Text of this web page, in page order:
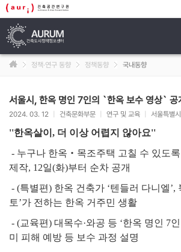
정책·연구 동향 정책동향 국내동향
서울시, 한옥 명인 7인의 `한옥 보수 영상` 공
2024. 03. 12 건축문화부문 연구 및 교육 서울특별시
''한옥살이, 더 이상 어렵지 않아요''
- 누구나 한옥‧목조주택 고칠 수 있도
제작, 12일(화)부터 순차 공개
- (특별편) 한옥 건축가 ‘텐들러 다니엘’,
토’가 전하는 한옥 거주민 생활
- (교육편) 대목수·와공 등 ‘한옥 명인 7
미 피해 예방 등 보수 과정 설명